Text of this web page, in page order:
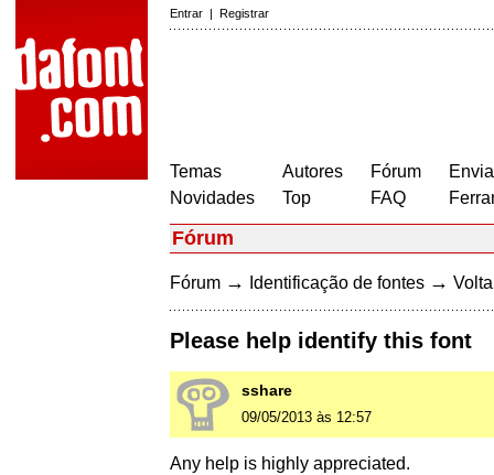
Entrar | Registrar
Temas
Novidades
Autores
Top
Fórum
FAQ
Fórum
Fórum → Identificação de fontes →
Please help identify this font
sshare
09/05/2013 às 12:57
Any help is highly appreciated.